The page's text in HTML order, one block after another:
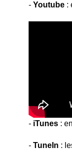
- Youtube :
- iTunes :
- TuneIn :